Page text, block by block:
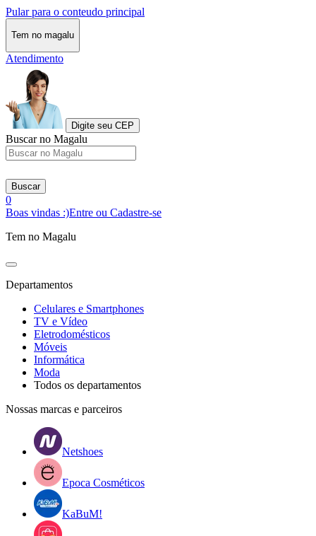
Pular para o conteudo principal
Tem no magalu
Atendimento
Digite seu CEP
Buscar no Magalu
Buscar
0
Boas vindas :)Entre ou Cadastre-se
Tem no Magalu
Departamentos
Celulares e Smartphones
TV e Vídeo
Eletrodomésticos
Móveis
Informática
Moda
Todos os departamentos
Nossas marcas e parceiros
Netshoes
Epoca Cosméticos
KaBuM!